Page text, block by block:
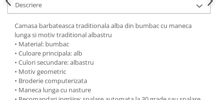
Descriere
Camasa barbateasca traditionala alba din bumbac cu maneca
lunga si motiv traditional albastru
• Material: bumbac
• Culoare principala: alb
• Culori secundare: albastru
• Motiv geometric
• Broderie computerizata
• Maneca lunga cu nasture